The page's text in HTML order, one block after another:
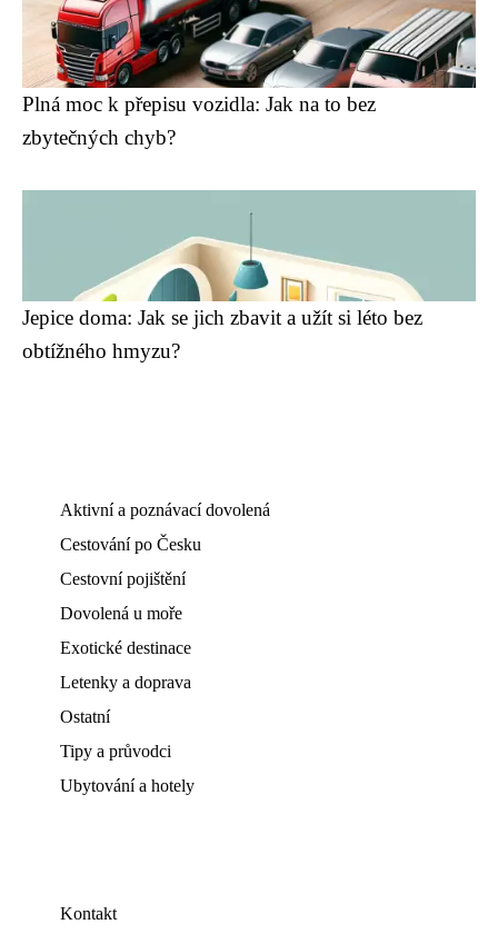
Plná moc k přepisu vozidla: Jak na to bez
zbytečných chyb?
Jepice doma: Jak se jich zbavit a užít si léto bez
obtížného hmyzu?
Aktivní a poznávací dovolená
Cestování po Česku
Cestovní pojištění
Dovolená u moře
Exotické destinace
Letenky a doprava
Ostatní
Tipy a průvodci
Ubytování a hotely
Kontakt